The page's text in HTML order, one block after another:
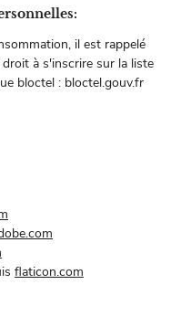
il est rappelé
à s'inscrire sur la liste
bloctel : bloctel.gouv.fr
flaticon.com